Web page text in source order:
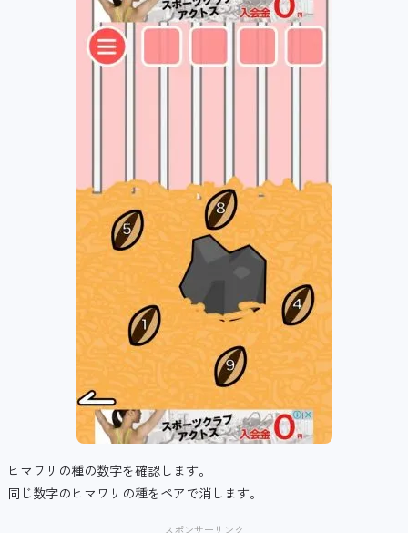
ヒマワリの種の数字を確認します。
同じ数字のヒマワリの種をペアで消します。
スポンサーリンク